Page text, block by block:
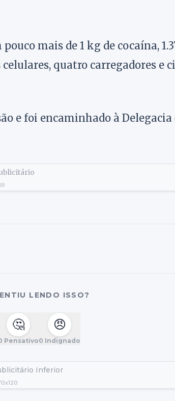
mais de 1 kg de cocaína,
quatro carregadores e
e foi encaminhado à Delegacia
LENDO ISSO?
🤔
Pensativo
😠
0 Indignado
Inferior